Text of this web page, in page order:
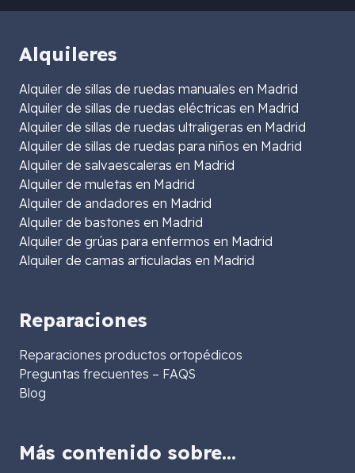
Alquileres
Alquiler de sillas de ruedas manuales en Madrid
Alquiler de sillas de ruedas eléctricas en Madrid
Alquiler de sillas de ruedas ultraligeras en Madrid
Alquiler de sillas de ruedas para niños en Madrid
Alquiler de salvaescaleras en Madrid
Alquiler de muletas en Madrid
Alquiler de andadores en Madrid
Alquiler de bastones en Madrid
Alquiler de grúas para enfermos en Madrid
Alquiler de camas articuladas en Madrid
Reparaciones
Reparaciones productos ortopédicos
Preguntas frecuentes – FAQS
Blog
Más contenido sobre…